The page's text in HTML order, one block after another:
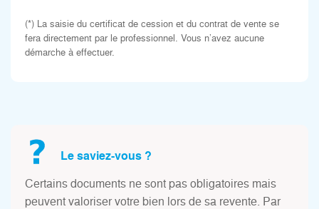
(*) La saisie du certificat de cession et du contrat de vente se
fera directement par le professionnel. Vous n’avez aucune
démarche à effectuer.
Le saviez-vous ?
Certains documents ne sont pas obligatoires mais
peuvent valoriser votre bien lors de sa revente. Par